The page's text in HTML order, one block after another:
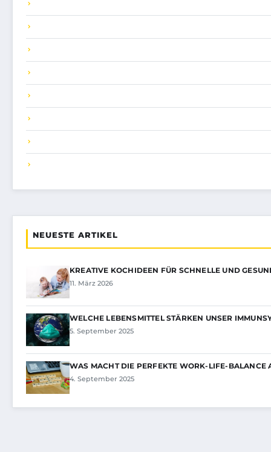
NEUESTE ARTIKEL
KREATIVE KOCHIDEEN FÜR SCHNELLE UND
11. März 2026
WELCHE LEBENSMITTEL STÄRKEN UNSER
5. September 2025
WAS MACHT DIE PERFEKTE WORK-LIFE-BALANCE
4. September 2025